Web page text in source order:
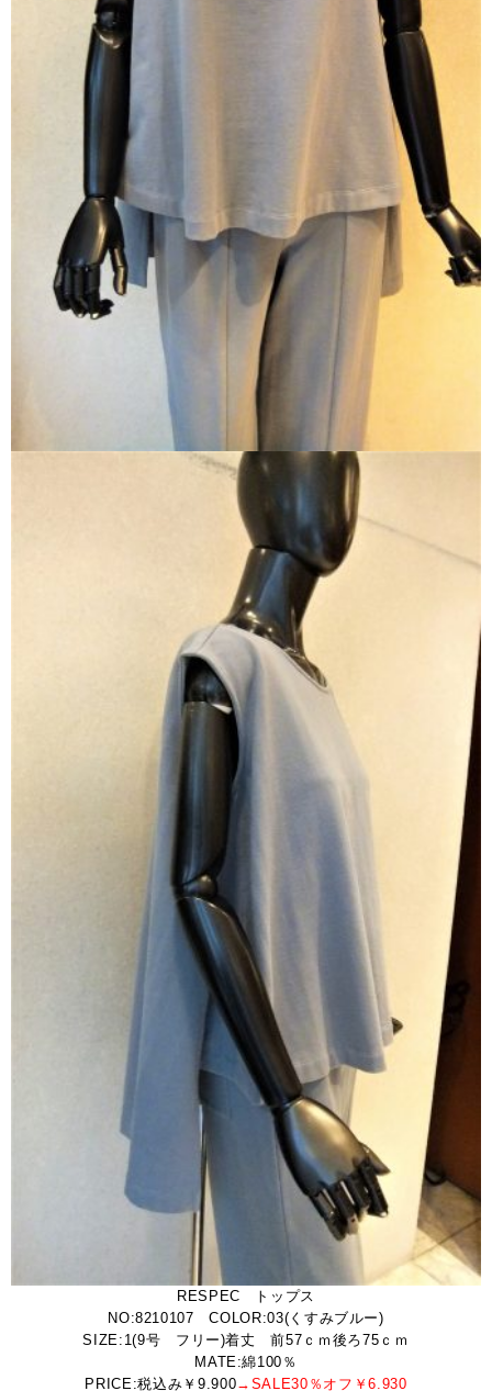
RESPEC トップス
NO:8210107 COLOR:03(くすみブルー)
SIZE:1(9号 フリー)着丈 前57ｃｍ後ろ75ｃｍ
MATE:綿100％
PRICE:税込み￥9.900→SALE30％オフ￥6.930